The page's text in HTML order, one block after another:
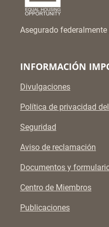
Asegurado federalmente
INFORMACIÓN
Divulgaciones
Política de privacidad
Seguridad
Aviso de reclamación
Documentos y
Centro de Miembros
Publicaciones